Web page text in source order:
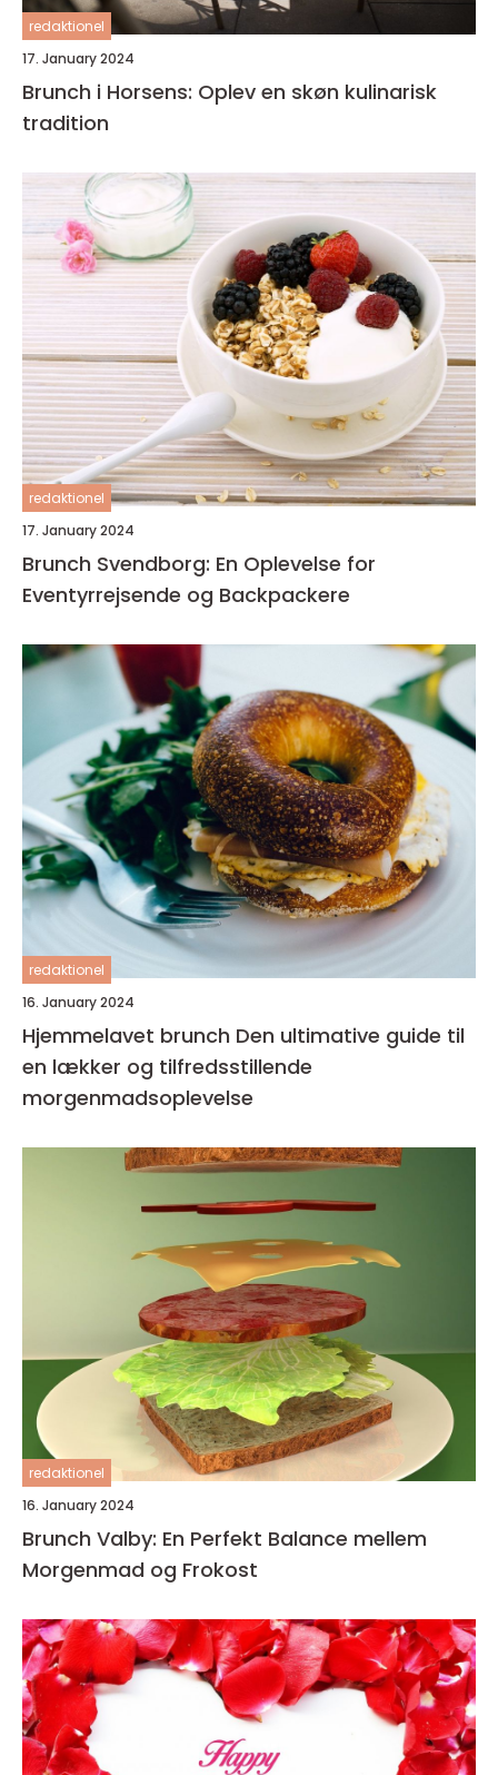
redaktionel
17. January 2024
Brunch i Horsens: Oplev en skøn kulinarisk
tradition
redaktionel
17. January 2024
Brunch Svendborg: En Oplevelse for
Eventyrrejsende og Backpackere
redaktionel
16. January 2024
Hjemmelavet brunch Den ultimative guide til
en lækker og tilfredsstillende
morgenmadsoplevelse
redaktionel
16. January 2024
Brunch Valby: En Perfekt Balance mellem
Morgenmad og Frokost